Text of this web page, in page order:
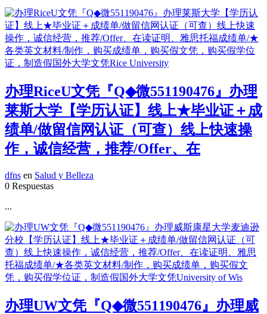
办理RiceU文凭『Q◆微551190476』办理
莱斯大学【学历认证】线上★毕业证＋成
绩单/做留信网认证（可查）线上快速操
作，诚信经营，推荐/Offer、在
dfns en Salud y Belleza
0 Respuestas
...
办理UW文凭『Q◆微551190476』办理威